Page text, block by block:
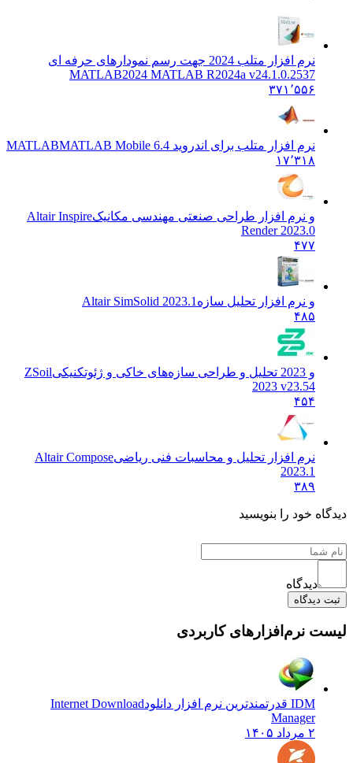
نرم افزار متلب 2024 جهت رسم نمودارهای حرفه ای
MATLAB2024 MATLAB R2024a v24.1.0.2537
۳۷۱٬۵۵۶
نرم افزار متلب برای اندروید MATLAB MATLAB Mobile 6.4
۱۷٬۳۱۸
و نرم افزار طراحی صنعتی مهندسی مکانیکAltair Inspire
Render 2023.0
۴۷۷
و نرم افزار تحلیل سازه Altair SimSolid 2023.1
۴۸۵
و 2023 تحلیل و طراحی سازه‌های خاکی و ژئوتکنیکی
ZSoil
2023 v23.54
۴۵۴
نرم افزار تحلیل و محاسبات فنی ریاضیAltair Compose
2023.1
۳۸۹
دیدگاه خود را بنویسید
دیدگاه
ثبت دیدگاه
لیست نرم‌افزارهای کاربردی
IDM قدرتمندترین نرم افزار دانلود
Internet Download
Manager
۲ مرداد ۱۴۰۵